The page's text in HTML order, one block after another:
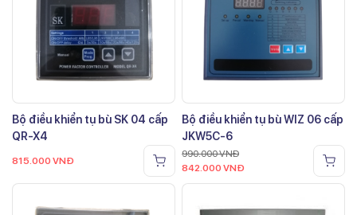
Bộ điều khiển tụ bù SK 04 cấp
QR-X4
815.000 VNĐ
Bộ điều khiển tụ bù WIZ 06 cấp
JKW5C-6
990.000VNĐ
842.000 VNĐ